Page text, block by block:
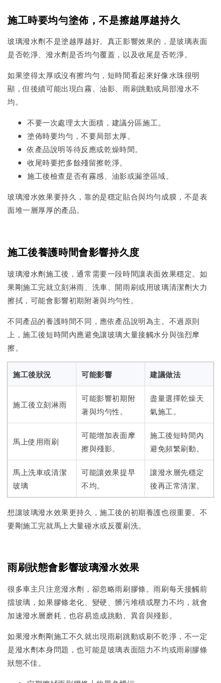
施工時要均勻塗佈，不是擦越厚越持久
玻璃潑水劑不是塗越厚越好。真正影響效果的，是玻璃表面
是否乾淨、潑水劑是否均勻覆蓋，以及收尾是否乾淨。
如果塗得太厚或沒有擦均勻，短時間看起來好像水珠很明
顯，但後續可能出現白霧、油影、雨刷跳動或局部潑水不
均。
不要一次處理太大面積，建議分區施工。
塗佈時要均勻，不要局部太厚。
依產品說明等待反應或乾燥時間。
收尾時要把多餘殘留擦乾淨。
施工後檢查是否有霧感、油影或漏塗區域。
玻璃潑水效果要持久，靠的是穩定貼合與均勻成膜，不是表
面堆一層厚厚的產品。
施工後養護時間會影響持久度
玻璃潑水劑施工後，通常需要一段時間讓表面效果穩定。如
果剛施工完就立刻淋雨、洗車、開雨刷或用玻璃清潔劑大力
擦拭，可能會影響初期附著與均勻性。
不同產品的養護時間不同，應依產品說明為主。不過原則
上，施工後短時間內應避免讓玻璃大量接觸水分與強烈摩
擦。
施工後狀況 可能影響 建議做法
施工後立刻淋雨
可能影響初期附
著與均勻性。
盡量選擇乾燥天
氣施工。
馬上使用雨刷
可能增加表面摩
擦與殘影。
施工後短時間內
避免頻繁刷動。
馬上洗車或清潔
玻璃
可能讓效果提早
不均。
讓潑水層先穩定
後再正常清潔。
想讓玻璃潑水效果更持久，施工後的初期養護也很重要。不
要剛施工完就馬上大量碰水或反覆刷洗。
雨刷狀態會影響玻璃潑水效果
很多車主只注意潑水劑，卻忽略雨刷膠條。雨刷每天接觸前
擋玻璃，如果膠條老化、變硬、髒污堆積或壓力不均，就會
加速潑水層磨耗，也容易造成跳動、異音與殘影。
如果潑水劑剛施工不久就出現雨刷跳動或刷不乾淨，不一定
是潑水劑本身問題，也可能是玻璃表面阻力不均或雨刷膠條
狀態不佳。